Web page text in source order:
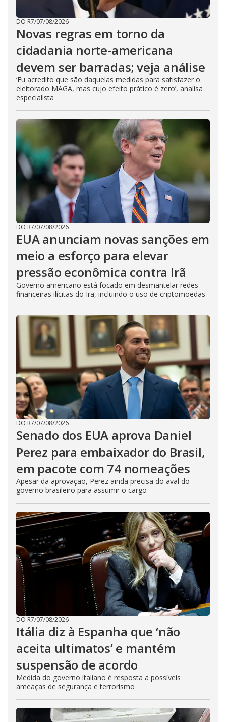
DO R7/07/08/2026
Novas regras em torno da
cidadania norte-americana
devem ser barradas; veja análise
‘Eu acredito que são daquelas medidas para satisfazer o
eleitorado MAGA, mas cujo efeito prático é zero’, analisa
especialista
DO R7/07/08/2026
EUA anunciam novas sanções em
meio a esforço para elevar
pressão econômica contra Irã
Governo americano está focado em desmantelar redes
financeiras ilícitas do Irã, incluindo o uso de criptomoedas
DO R7/07/08/2026
Senado dos EUA aprova Daniel
Perez para embaixador do Brasil,
em pacote com 74 nomeações
Apesar da aprovação, Perez ainda precisa do aval do
governo brasileiro para assumir o cargo
DO R7/07/08/2026
Itália diz à Espanha que ‘não
aceita ultimatos’ e mantém
suspensão de acordo
Medida do governo italiano é resposta a possíveis
ameaças de segurança e terrorismo